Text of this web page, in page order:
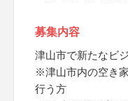
募集内容
津山市で新たなビ
※津山市内の空き
行う方